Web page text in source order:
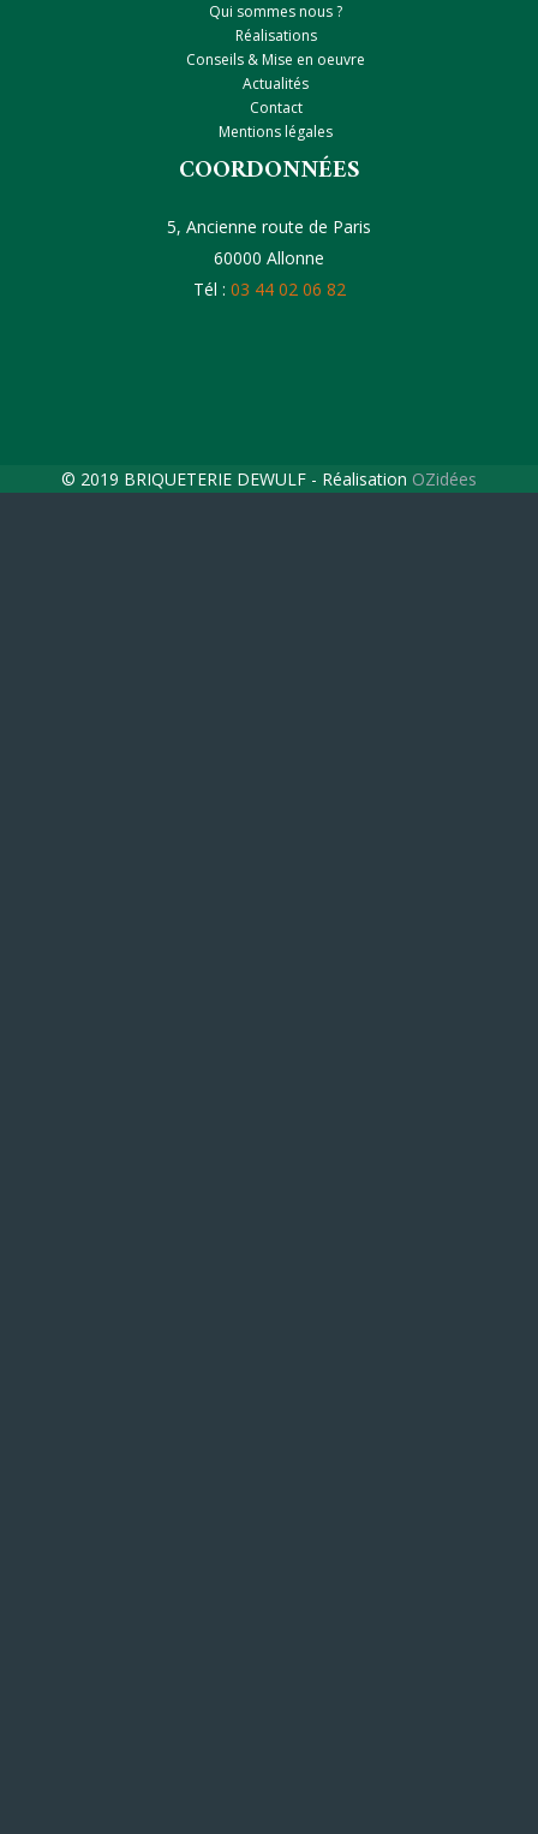
Qui sommes nous ?
Réalisations
Conseils & Mise en oeuvre
Actualités
Contact
Mentions légales
COORDONNÉES
5, Ancienne route de Paris
60000 Allonne
Tél : 03 44 02 06 82
© 2019 BRIQUETERIE DEWULF - Réalisation OZidées